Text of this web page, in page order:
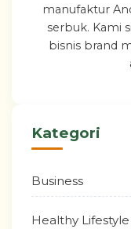
manufaktur
serbuk. Kami
bisnis brand
Kategori
Business
Healthy Lifestyle